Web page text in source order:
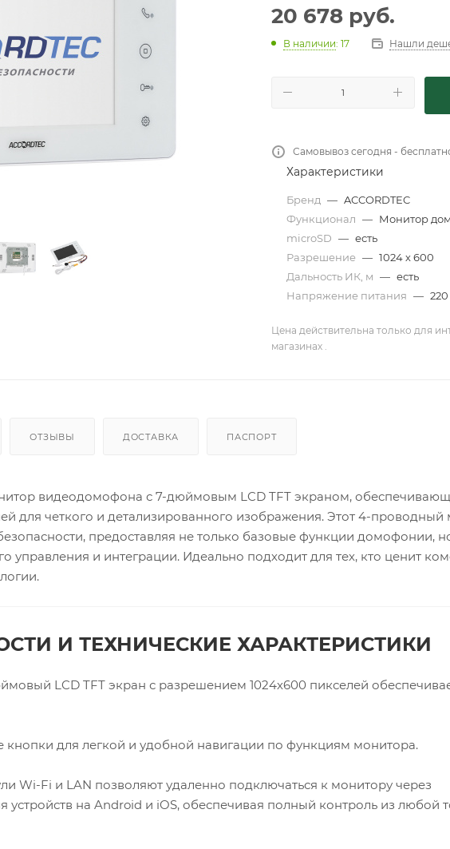
20 678 руб.
В наличии: 17 Нашли
Самовывоз сегодня -
Характеристики
Бренд — ACCORDTEC
Функционал — Монитор
microSD — есть
Разрешение — 1024 х 600
Дальность ИК, м — есть
Напряжение питания — 220
Цена действительна только для
магазинах .
ОТЗЫВЫ ДОСТАВКА ПАСПОРТ
видеодомофона с 7-дюймовым LCD TFT экраном,
для четкого и детализированного изображения. Этот 4-проводный
предоставляя не только базовые функции домофонии,
и интеграции. Идеально подходит для тех, кто ценит
И ТЕХНИЧЕСКИЕ ХАРАКТЕРИСТИКИ
LCD TFT экран с разрешением 1024х600 пикселей
кнопки для легкой и удобной навигации по функциям монитора.
Wi-Fi и LAN позволяют удаленно подключаться к монитору через
на Android и iOS, обеспечивая полный контроль из любой